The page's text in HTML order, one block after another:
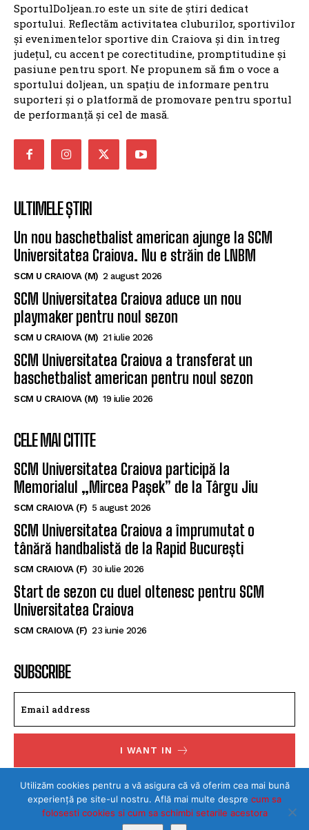
SportulDoljean.ro este un site de știri dedicat
sportului. Reflectăm activitatea cluburilor, sportivilor
și evenimentelor sportive din Craiova și din întreg
județul, cu accent pe corectitudine, promptitudine și
pasiune pentru sport. Ne propunem să fim o voce a
sportului doljean, un spațiu de informare pentru
suporteri și o platformă de promovare pentru sportul
de performanță și cel de masă.
ULTIMELE ȘTIRI
Un nou baschetbalist american ajunge la SCM
Universitatea Craiova. Nu e străin de LNBM
SCM U CRAIOVA (M) 2 august 2026
SCM Universitatea Craiova aduce un nou
playmaker pentru noul sezon
SCM U CRAIOVA (M) 21 iulie 2026
SCM Universitatea Craiova a transferat un
baschetbalist american pentru noul sezon
SCM U CRAIOVA (M) 19 iulie 2026
CELE MAI CITITE
SCM Universitatea Craiova participă la
Memorialul „Mircea Pașek” de la Târgu Jiu
SCM CRAIOVA (F) 5 august 2026
SCM Universitatea Craiova a împrumutat o
tânără handbalistă de la Rapid București
SCM CRAIOVA (F) 30 iulie 2026
Start de sezon cu duel oltenesc pentru SCM
Universitatea Craiova
SCM CRAIOVA (F) 23 iunie 2026
SUBSCRIBE
I WANT IN
I've read and accept thePrivacy Policy.
Utilizăm cookies pentru a vă asigura că vă oferim cea mai bună
experiență pe site-ul nostru. Află mai multe despre cum sa
folosesti cookies si cum sa schimbi setarile acestora